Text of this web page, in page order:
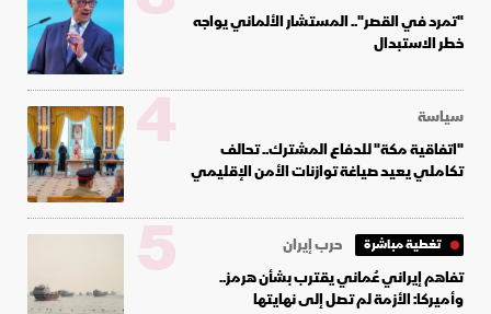
"تمرد في القصر".. المستشار الألماني يواجه
خطر الاستبدال
سياسة
"اتفاقية مكة" للدفاع المشترك.. تحالف
تكاملي يعيد صياغة توازنات الأمن الإقليمي 4
تغطية مباشرة
حرب إيران
تفاهم إيراني عُماني يقترب بشأن هرمز..
وأميركا: الأزمة لم تصل إلى نهايتها
5